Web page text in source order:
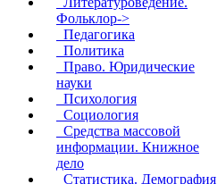
Фольклор->
Педагогика
Политика
Право. Юридические
науки
Психология
Социология
Средства массовой
информации. Книжное
дело
Статистика. Демография